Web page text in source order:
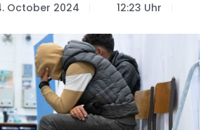
October 2024 12:23 Uhr